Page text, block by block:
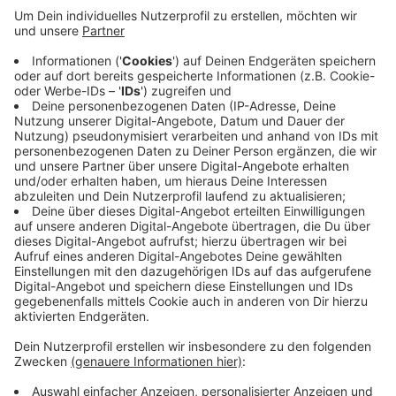
Seit zwei Jahren gibt es in Burbach nun schon das
Flüchtlings-Sprachcafé. Das Café wird vom
sogenannten Arbeitskreis Migration und Integration
geleitet und bietet ein mal wöchentlich
Sprachunterricht für Flüchtlinge. Außerdem soll es
dem Austausch zwischen Geflüchteten und Burbacher
Bürgern dienen. Rund 15 ehrenamtliche Mitarbeiter
unterstützen diese Menschen und somit gleichzeitig
auch die Behörden.
Anzeige